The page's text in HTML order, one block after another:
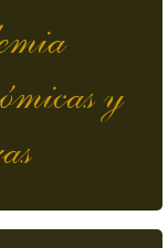
y